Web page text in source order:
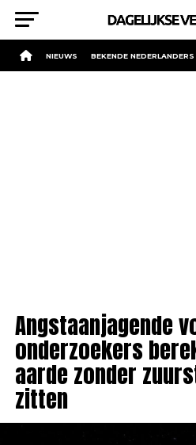
NIEUWS BEKENDE NEDERLANDERS
Angstaanjagende
onderzoekers
aarde zonder
zitten